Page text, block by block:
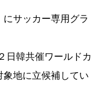
サッカー専用グラ
日韓共催ワールドカ
象地に立候補してい